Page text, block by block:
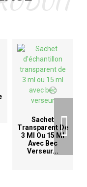
Sachet
Transparent De
3 Ml Ou 15 Ml
Avec Bec
Verseur...